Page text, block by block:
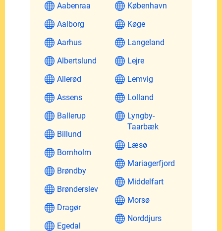
Aabenraa
Aalborg
Aarhus
Albertslund
Allerød
Assens
Ballerup
Billund
Bornholm
Brøndby
Brønderslev
Dragør
Egedal
København
Køge
Langeland
Lejre
Lemvig
Lolland
Lyngby-
Taarbæk
Læsø
Mariagerfjord
Middelfart
Morsø
Norddjurs